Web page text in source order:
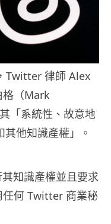
Twitter 律師 Alex
（Mark
「系統性、故意地
他知識產權」。
知識產權並且要求
何 Twitter 商業秘